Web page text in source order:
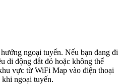
ngoại tuyến. Nếu bạn đang đi
di động đắt đỏ hoặc không thể
vực từ WiFi Map vào điện thoại
ngoại tuyến.